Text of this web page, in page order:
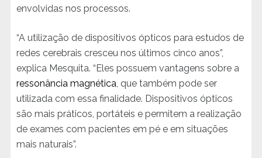
envolvidas nos processos.
“A utilização de dispositivos ópticos para estudos de
redes cerebrais cresceu nos últimos cinco anos”,
explica Mesquita. “Eles possuem vantagens sobre a
ressonância magnética, que também pode ser
utilizada com essa finalidade. Dispositivos ópticos
são mais práticos, portáteis e permitem a realização
de exames com pacientes em pé e em situações
mais naturais”.